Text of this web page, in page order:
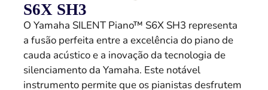
S6X SH3
O Yamaha SILENT Piano™ S6X SH3 representa
a fusão perfeita entre a excelência do piano de
cauda acústico e a inovação da tecnologia de
silenciamento da Yamaha. Este notável
instrumento permite que os pianistas desfrutem